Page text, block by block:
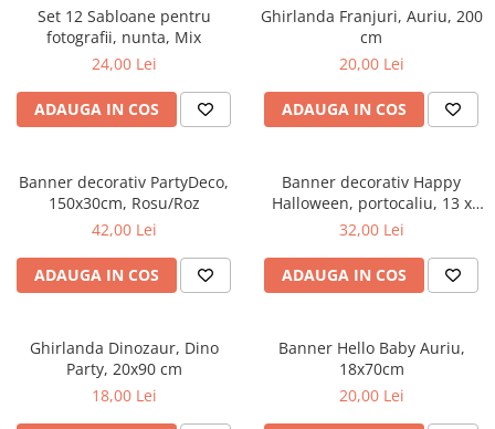
Seturi de artificii
Stroboscoape
Torte de stadion
Vulcani electrici
Kendama Special
Kendama Super Sticky
Kendama Super Sticky Big Cup V2
Kendama Zen V3 Cupe Mari
Petreceri Animale
Petreceri Sportive
Set 12 Sabloane pentru
fotografii, nunta, Mix
24,00 Lei
ADAUGA IN COS
Ghirlanda Franjuri, Auriu, 200
cm
20,00 Lei
ADAUGA IN COS
Banner decorativ PartyDeco,
150x30cm, Rosu/Roz
42,00 Lei
ADAUGA IN COS
Banner decorativ Happy
Halloween, portocaliu, 13 x
210 cm
32,00 Lei
ADAUGA IN COS
Ghirlanda Dinozaur, Dino
Party, 20x90 cm
18,00 Lei
Banner Hello Baby Auriu,
18x70cm
20,00 Lei